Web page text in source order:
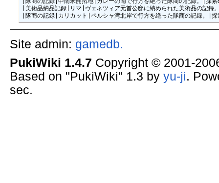
Site admin: gamedb.
PukiWiki 1.4.7 Copyright © 2001-
Based on "PukiWiki" 1.3 by yu-ji.
sec.